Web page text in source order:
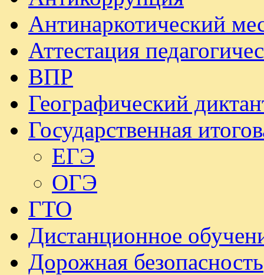
Антинаркотический
Аттестация
ВПР
Географический
Государственная
ЕГЭ
ОГЭ
ГТО
Дистанционное
Дорожная безопасность